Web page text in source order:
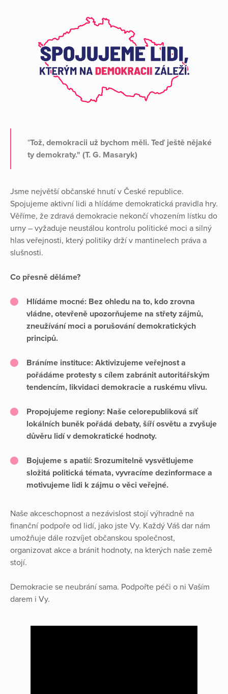
"Tož, demokracii už bychom měli. Teď ještě nějaké
ty demokraty." (T. G. Masaryk)
Jsme největší občanské hnutí v České republice.
Spojujeme aktivní lidi a hlídáme demokratická pravidla hry.
Věříme, že zdravá demokracie nekončí vhozením lístku do
urny – vyžaduje neustálou kontrolu politické moci a silný
hlas veřejnosti, který politiky drží v mantinelech práva a
slušnosti.
Co přesně děláme?
Hlídáme mocné: Bez ohledu na to, kdo zrovna
vládne, otevřeně upozorňujeme na střety zájmů,
zneužívání moci a porušování demokratických
principů.
Bráníme instituce: Aktivizujeme veřejnost a
pořádáme protesty s cílem zabránit autoritářským
tendencím, likvidaci demokracie a ruskému vlivu.
Propojujeme regiony: Naše celorepubliková síť
lokálních buněk pořádá debaty, šíří osvětu a zvyšuje
důvěru lidí v demokratické hodnoty.
Bojujeme s apatií: Srozumitelně vysvětlujeme
složitá politická témata, vyvracíme dezinformace a
motivujeme lidi k zájmu o věci veřejné.
Naše akceschopnost a nezávislost stojí výhradně na
finanční podpoře od lidí, jako jste Vy. Každý Váš dar nám
umožňuje dále rozvíjet občanskou společnost,
organizovat akce a bránit hodnoty, na kterých naše země
stojí.
Demokracie se neubrání sama. Podpořte péči o ni Vaším
darem i Vy.